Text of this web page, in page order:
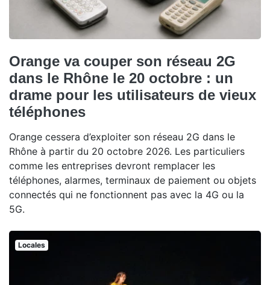
Orange va couper son réseau 2G
dans le Rhône le 20 octobre : un
drame pour les utilisateurs de vieux
téléphones
Orange cessera d’exploiter son réseau 2G dans le
Rhône à partir du 20 octobre 2026. Les particuliers
comme les entreprises devront remplacer les
téléphones, alarmes, terminaux de paiement ou objets
connectés qui ne fonctionnent pas avec la 4G ou la
5G.
Locales